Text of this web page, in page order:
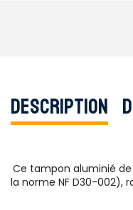
Description
Ce tampon aluminié
la norme NF D30-002),